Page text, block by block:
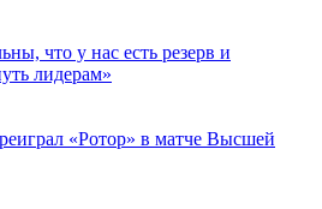
что у нас есть резерв и
лидерам»
«Ротор» в матче Высшей